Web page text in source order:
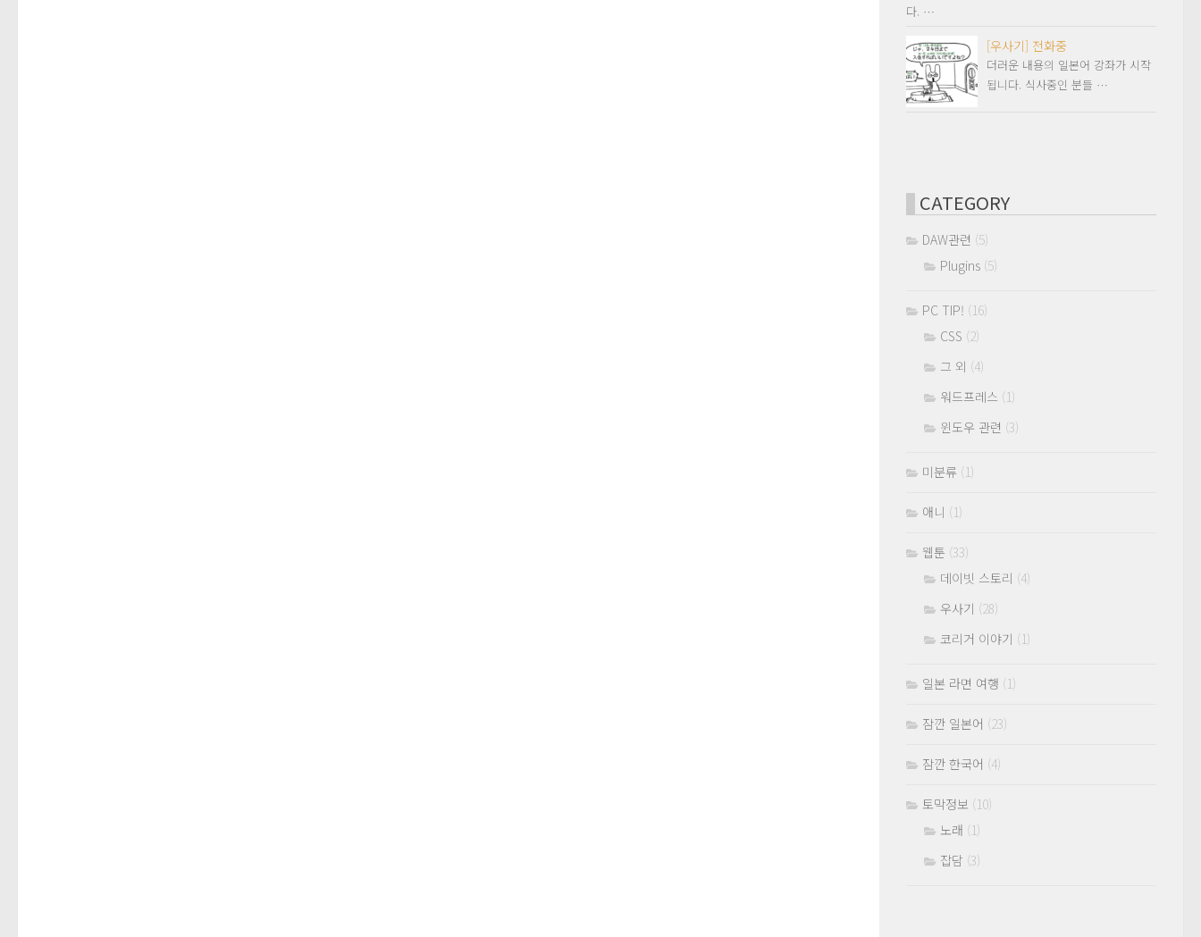
다. …
[우사기] 전화중
더러운 내용의 일본어 강좌가 시작
됩니다. 식사중인 분들 …
CATEGORY
DAW관련 (5)
Plugins (5)
PC TIP! (16)
CSS (2)
그 외 (4)
워드프레스 (1)
윈도우 관련 (3)
미분류 (1)
애니 (1)
웹툰 (33)
데이빗 스토리 (4)
우사기 (28)
코리거 이야기 (1)
일본 라면 여행 (1)
잠깐 일본어 (23)
잠깐 한국어 (4)
토막정보 (10)
노래 (1)
잡담 (3)